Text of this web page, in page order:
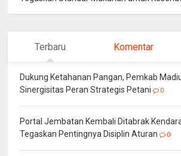
Terbaru Komentar
Dukung Ketahanan Pangan, Pemkab
Sinergisitas Peran Strategis Petani
0
Portal Jembatan Kembali Ditabrak
Tegaskan Pentingnya Disiplin Aturan
0